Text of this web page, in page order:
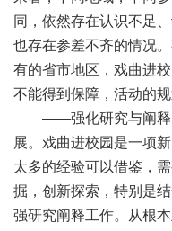
同，依然存在认识不足
也存在参差不齐的情况
有的省市地区，戏曲进
不能得到保障，活动的
——强化研究与阐释
展。戏曲进校园是一项
太多的经验可以借鉴，
掘，创新探索，特别是
强研究阐释工作。从根